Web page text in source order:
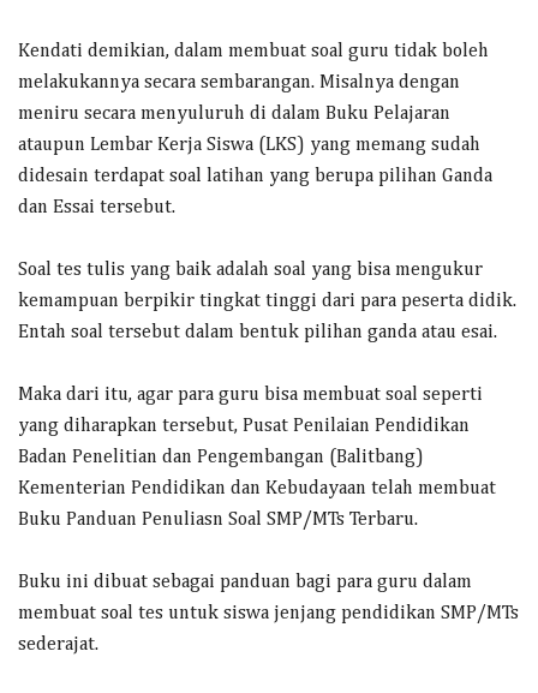
Kendati demikian, dalam membuat soal guru tidak boleh
melakukannya secara sembarangan. Misalnya dengan
meniru secara menyuluruh di dalam Buku Pelajaran
ataupun Lembar Kerja Siswa (LKS) yang memang sudah
didesain terdapat soal latihan yang berupa pilihan Ganda
dan Essai tersebut.
Soal tes tulis yang baik adalah soal yang bisa mengukur
kemampuan berpikir tingkat tinggi dari para peserta didik.
Entah soal tersebut dalam bentuk pilihan ganda atau esai.
Maka dari itu, agar para guru bisa membuat soal seperti
yang diharapkan tersebut, Pusat Penilaian Pendidikan
Badan Penelitian dan Pengembangan (Balitbang)
Kementerian Pendidikan dan Kebudayaan telah membuat
Buku Panduan Penuliasn Soal SMP/MTs Terbaru.
Buku ini dibuat sebagai panduan bagi para guru dalam
membuat soal tes untuk siswa jenjang pendidikan SMP/MTs
sederajat.